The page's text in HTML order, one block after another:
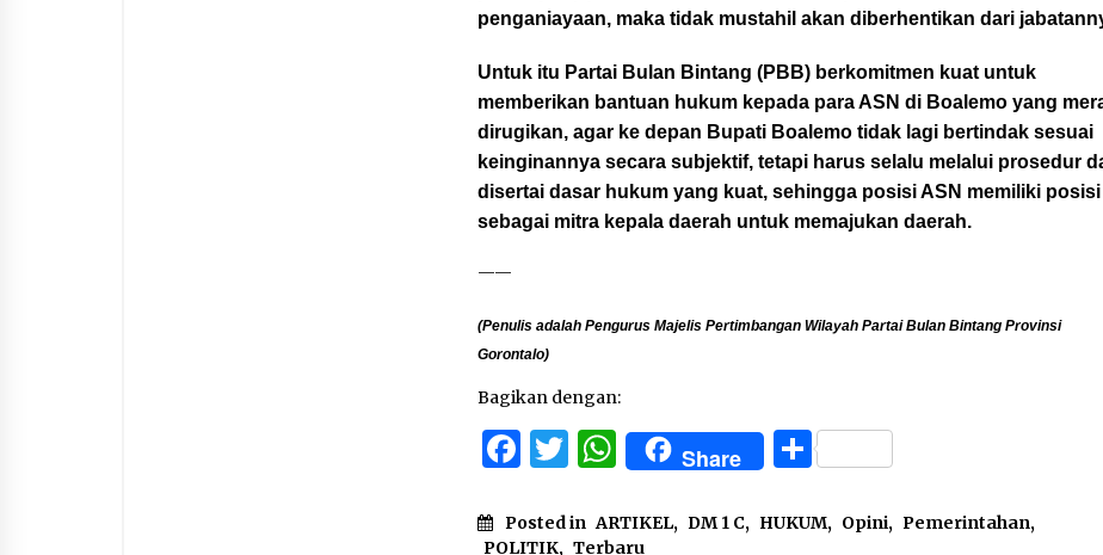
penganiayaan, maka tidak mustahil akan diberhentikan dari
Untuk itu Partai Bulan Bintang (PBB) berkomitmen kuat untuk
memberikan bantuan hukum kepada para ASN di Boalemo yang
dirugikan, agar ke depan Bupati Boalemo tidak lagi bertindak sesuai
keinginannya secara subjektif, tetapi harus selalu melalui prosedur
disertai dasar hukum yang kuat, sehingga posisi ASN memiliki posisi
sebagai mitra kepala daerah untuk memajukan daerah.
——
(Penulis adalah Pengurus Majelis Pertimbangan Wilayah Partai Bulan Bintang Provinsi
Gorontalo)
Bagikan dengan:
Facebook
Twitter
WhatsApp
Share Share
Posted in ARTIKEL, DM 1 C, HUKUM, Opini, Pemerintahan,
POLITIK, Terbaru